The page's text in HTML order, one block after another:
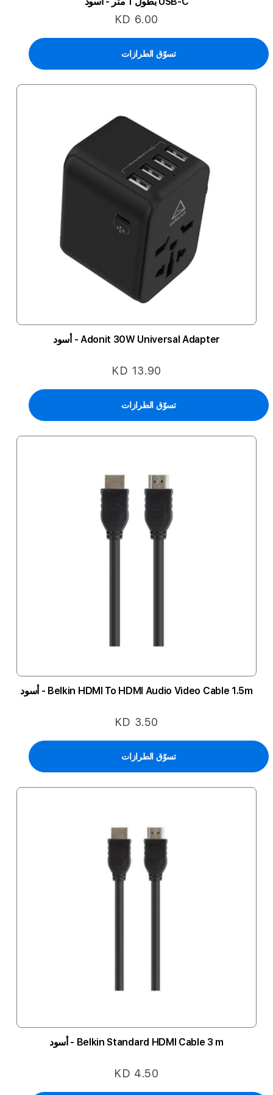
KD 6.00
تسوّق الطرازات
Adonit 30W Universal Adapter - أسود
KD 13.90
تسوّق الطرازات
Belkin HDMI To HDMI Audio Video Cable 1.5m - أسود
KD 3.50
تسوّق الطرازات
Belkin Standard HDMI Cable 3 m - أسود
KD 4.50